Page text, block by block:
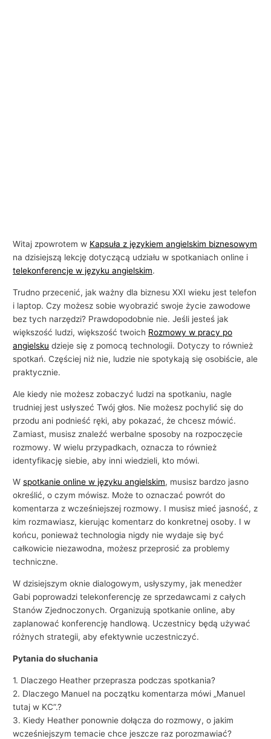
Witaj zpowrotem w Kapsuła z językiem angielskim biznesowym
na dzisiejszą lekcję dotyczącą udziału w spotkaniach online i
telekonferencje w języku angielskim.
Trudno przecenić, jak ważny dla biznesu XXI wieku jest telefon
i laptop. Czy możesz sobie wyobrazić swoje życie zawodowe
bez tych narzędzi? Prawdopodobnie nie. Jeśli jesteś jak
większość ludzi, większość twoich Rozmowy w pracy po
angielsku dzieje się z pomocą technologii. Dotyczy to również
spotkań. Częściej niż nie, ludzie nie spotykają się osobiście, ale
praktycznie.
Ale kiedy nie możesz zobaczyć ludzi na spotkaniu, nagle
trudniej jest usłyszeć Twój głos. Nie możesz pochylić się do
przodu ani podnieść ręki, aby pokazać, że chcesz mówić.
Zamiast, musisz znaleźć werbalne sposoby na rozpoczęcie
rozmowy. W wielu przypadkach, oznacza to również
identyfikację siebie, aby inni wiedzieli, kto mówi.
Wspotkanie online w języku angielskim, musisz bardzo jasno
określić, o czym mówisz. Może to oznaczać powrót do
komentarza z wcześniejszej rozmowy. I musisz mieć jasność, z
kim rozmawiasz, kierując komentarz do konkretnej osoby. I w
końcu, ponieważ technologia nigdy nie wydaje się być
całkowicie niezawodna, możesz przeprosić za problemy
techniczne.
W dzisiejszym oknie dialogowym, usłyszymy, jak menedżer
Gabi poprowadzi telekonferencję ze sprzedawcami z całych
Stanów Zjednoczonych. Organizują spotkanie online, aby
zaplanować konferencję handlową. Uczestnicy będą używać
różnych strategii, aby efektywnie uczestniczyć.
Pytania do słuchania
1. Dlaczego Heather przeprasza podczas spotkania?
2. Dlaczego Manuel na początku komentarza mówi „Manuel
tutaj w KC”.?
3. Kiedy Heather ponownie dołącza do rozmowy, o jakim
wcześniejszym temacie chce jeszcze raz porozmawiać?